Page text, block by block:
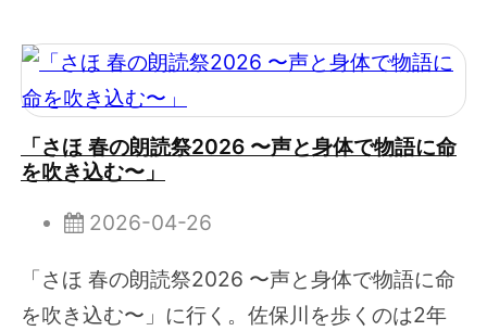
「さほ 春の朗読祭2026 〜声と身体で物語に命
を吹き込む〜」
2026-04-26
「さほ 春の朗読祭2026 〜声と身体で物語に命
を吹き込む〜」に行く。佐保川を歩くのは2年